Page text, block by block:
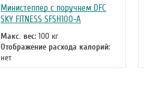
Министеппер с поручнем DFC
SKY FITNESS SFSH100-A
Макс. вес: 100 кг
Отображение расхода калорий:
нет
Система нагружения: